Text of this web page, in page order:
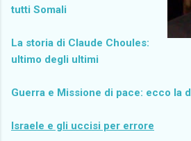
tutti Somali
La storia di Claude Choules:
ultimo degli ultimi
Guerra e Missione di pace: ecco la
Israele e gli uccisi per errore